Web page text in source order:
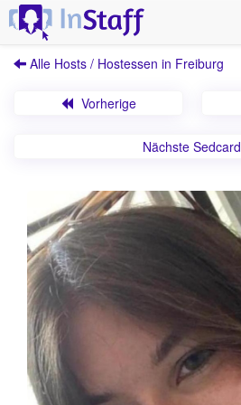
Alle Hosts / Hostessen in Freiburg
Vorherige
Nächste Sedcard